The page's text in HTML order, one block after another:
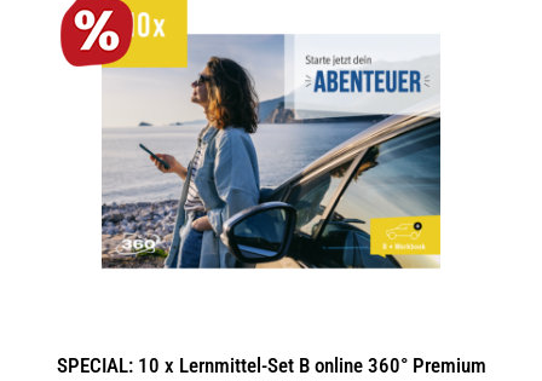
SPECIAL: 10 x Lernmittel-Set B online 360° Premium